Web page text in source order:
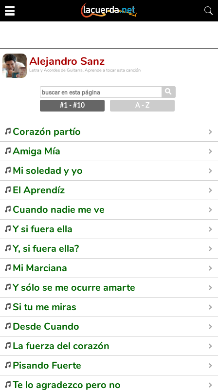
Alejandro Sanz
Letra y Acordes de Guitarra. Aprende a tocar esta canción
⚲
#1 - #10 A - Z
Corazón partío
Amiga Mía
Mi soledad y yo
El Aprendíz
Cuando nadie me ve
Y si fuera ella
Y, si fuera ella?
Mi Marciana
Y sólo se me ocurre amarte
Si tu me miras
Desde Cuando
La fuerza del corazón
Pisando Fuerte
Te lo agradezco pero no